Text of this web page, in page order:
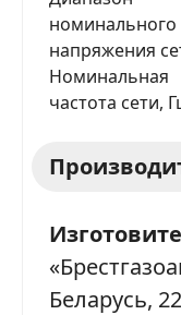
номинального
напряжения
Номинальная
частота сети,
Беларусь,